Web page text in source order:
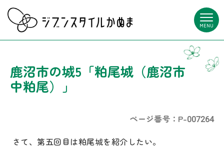
MENU
鹿沼市の城5「粕尾城（鹿沼市
中粕尾）」
ページ番号：P-007264
さて、第五回目は粕尾城を紹介したい。